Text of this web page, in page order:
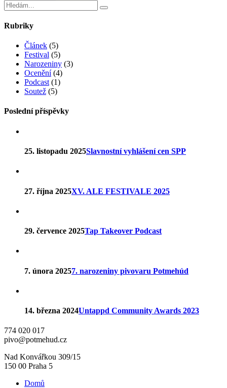
Rubriky
Článek (5)
Festival (5)
Narozeniny (3)
Ocenění(4)
Podcast (1)
Soutež (5)
Poslední příspěvky
25. listopadu 2025Slavnostní vyhlášení cen SPP
27. října 2025XV. ALE FESTIVALE 2025
29. července 2025Tap Takeover Podcast
7. února 20257. narozeniny pivovaru Potmehúd
14. března 2024Untappd Community Awards 2023
774 020 017
pivo@potmehud.cz
Nad Konvářkou 309/15
150 00 Praha 5
Domů